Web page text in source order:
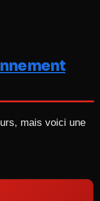
mais voici une